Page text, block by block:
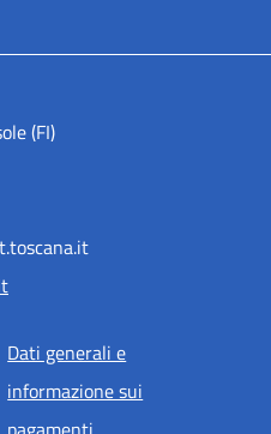
(FI)
Dati generali e
informazione sui